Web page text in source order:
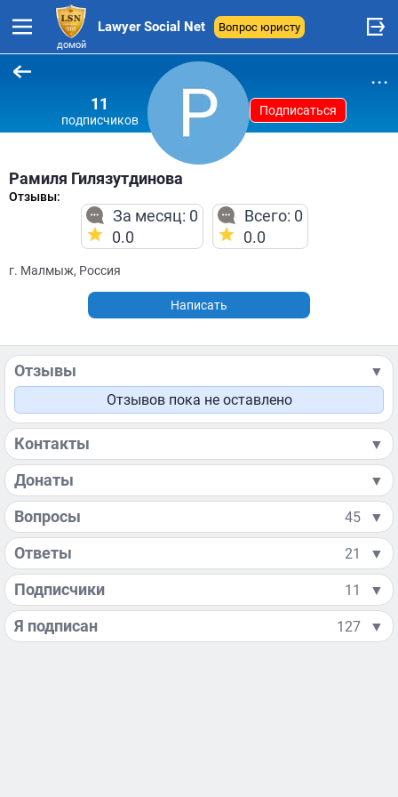
домой
Lawyer Social Net Вопрос юристу
11
подписчиков
Подписаться
...
Рамиля Гилязутдинова
Отзывы:
За месяц: 0
0.0
Всего: 0
0.0
г. Малмыж, Россия
Написать
Отзывы
▼
Отзывов пока не оставлено
Контакты ▼
Донаты ▼
Вопросы 45 ▼
Ответы 21 ▼
Подписчики 11 ▼
Я подписан 127 ▼